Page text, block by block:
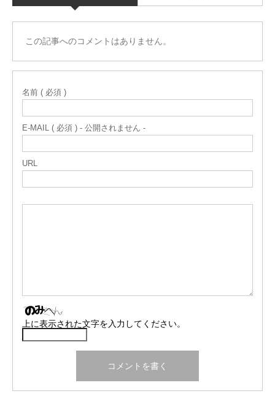
この記事へのコメントはありません。
名前 ( 必須 )
E-MAIL ( 必須 ) - 公開されません -
URL
上に表示された文字を入力してください。